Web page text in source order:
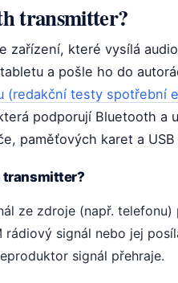
transmitter?
zařízení, které vysílá
a pošle ho do
(redakční testy spotřební
podporují Bluetooth a
paměťových karet a
transmitter?
ze zdroje (např. telefonu)
rádiový signál nebo jej
signál přehraje.